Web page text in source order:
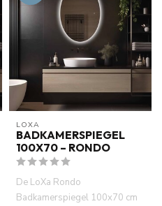
LOXA
BADKAMERSPIEGEL
100X70 – RONDO
De LoXa Rondo
Badkamerspiegel 100x70 cm